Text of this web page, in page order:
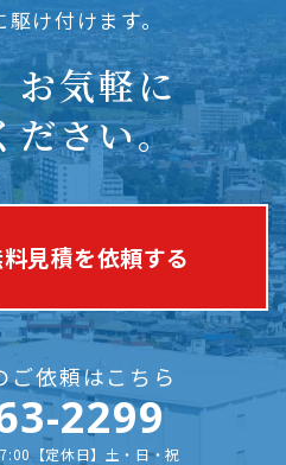
け付けます。
お気軽に
ださい。
見積を依頼する
ご依頼はこちら
2299
【定休日】土・日・祝